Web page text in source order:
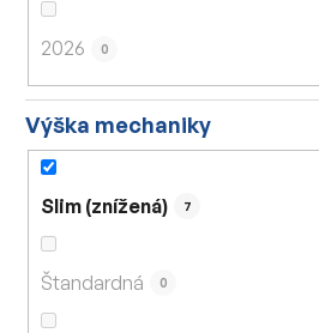
2026 0
Výška mechaniky
Slim (znížená) 7
Štandardná 0